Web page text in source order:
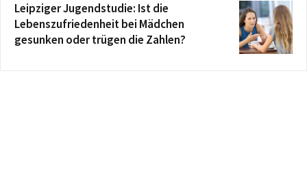
Leipziger Jugendstudie: Ist die
Lebenszufriedenheit bei Mädchen
gesunken oder trügen die Zahlen?